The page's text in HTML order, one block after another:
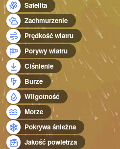
Satelita
Zachmurzenie
Prędkość wiatru
Porywy wiatru
Ciśnienie
Burze
Wilgotność
Morze
Pokrywa śnieżna
Jakość powietrza